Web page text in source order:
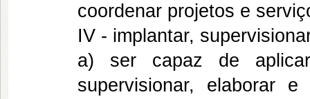
coordenar projetos e
IV - implantar,
a) ser capaz de
supervisionar, elaborar